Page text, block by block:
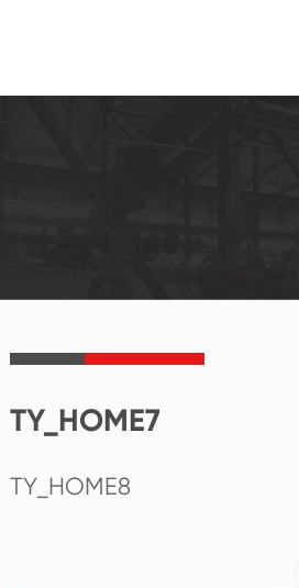
TY_HOME7
TY_HOME8